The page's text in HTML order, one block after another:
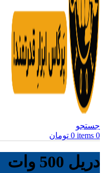
جستجو
0
items
0 تومان
دریل 500 وات